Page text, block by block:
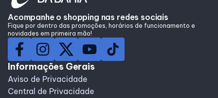
SDB Premium
Horários
Entretenimento
Acompanhe o shopping nas redes sociais
Fique por dentro das promoções, horários de funcionamento e
novidades em primeira mão!
Informações Gerais
Aviso de Privacidade
Central de Privacidade